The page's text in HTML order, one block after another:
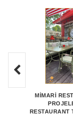
MİMARİ
RESTAURANT